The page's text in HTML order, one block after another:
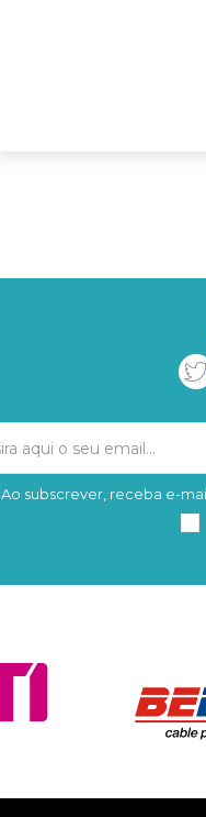
Ao subscrever, receba e-